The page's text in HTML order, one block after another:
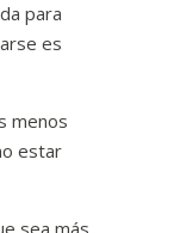
para
es
menos
estar